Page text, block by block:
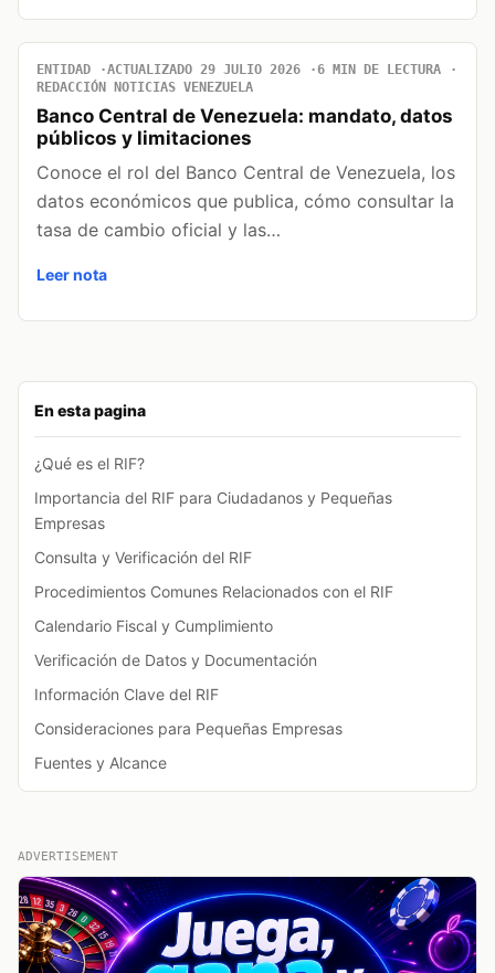
En esta pagina
¿Qué es el RIF?
Importancia del RIF para Ciudadanos y Pequeñas
Empresas
Consulta y Verificación del RIF
Procedimientos Comunes Relacionados con el RIF
Calendario Fiscal y Cumplimiento
Verificación de Datos y Documentación
Información Clave del RIF
Consideraciones para Pequeñas Empresas
Fuentes y Alcance
ENTIDAD ACTUALIZADO 29 JULIO 2026
6 MIN DE LECTURA
REDACCIÓN NOTICIAS VENEZUELA
Banco Central de Venezuela: mandato, datos
públicos y limitaciones
Conoce el rol del Banco Central de Venezuela, los
datos económicos que publica, cómo consultar la
tasa de cambio oficial y las…
Leer nota
ADVERTISEMENT